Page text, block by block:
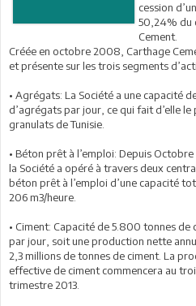
cession
50,24% du
Cement.
Créée en octobre 2008, Carthage
et présente sur les trois segments
• Agrégats: La Société a une capacité
d’agrégats par jour, ce qui fait d’elle
granulats de Tunisie.
• Béton prêt à l’emploi: Depuis Octobre
la Société a opéré à travers deux
béton prêt à l’emploi d’une capacité
206 m3/heure.
• Ciment: Capacité de 5.800 tonnes de
par jour, soit une production nette
2,3 millions de tonnes de ciment. La
effective de ciment commencera au
trimestre 2013.